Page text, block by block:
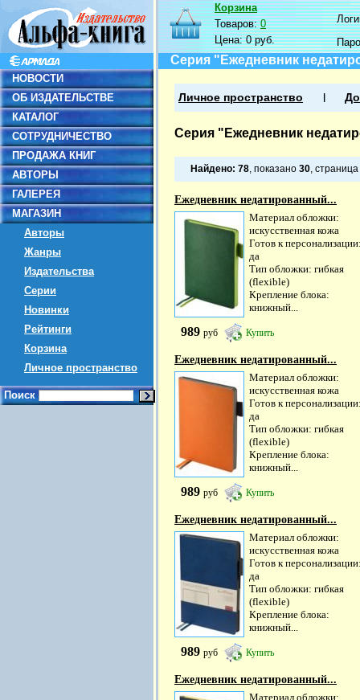
НОВОСТИ
ОБ ИЗДАТЕЛЬСТВЕ
КАТАЛОГ
СОТРУДНИЧЕСТВО
ПРОДАЖА КНИГ
АВТОРЫ
ГАЛЕРЕЯ
МАГАЗИН
Авторы
Жанры
Издательства
Серии
Новинки
Рейтинги
Корзина
Личное пространство
Поиск
Корзина
Товаров:0
Цена:0 руб.
Серия "Ежедневник
Личное пространство
Серия "Ежедневник
Найдено: 78, показано 30, страница
Ежедневник недатированный...
Материал обложки:
искусственная кожа
Готов к
да
Тип обложки: гибкая
(flexible)
Крепление блока:
книжный...
989 руб Купить
Ежедневник недатированный...
Материал обложки:
искусственная кожа
Готов к
да
Тип обложки: гибкая
(flexible)
Крепление блока:
книжный...
989 руб Купить
Ежедневник недатированный...
Материал обложки:
искусственная кожа
Готов к
да
Тип обложки: гибкая
(flexible)
Крепление блока:
книжный...
989 руб Купить
Ежедневник недатированный...
Материал обложки: